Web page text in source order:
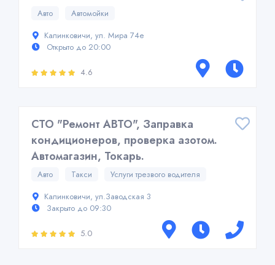
Авто
Автомойки
Калинковичи, ул. Мира 74е
Открыто до 20:00
4.6
СТО "Ремонт АВТО", Заправка
кондиционеров, проверка азотом.
Автомагазин, Токарь.
Авто Такси
Услуги трезвого водителя
Калинковичи, ул.Заводская 3
Закрыто до 09:30
5.0